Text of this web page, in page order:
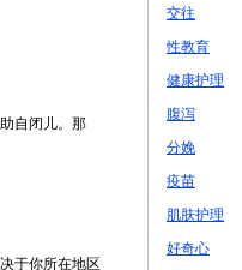
自闭儿。那
于你所在地区
交往
性教育
健康护理
腹泻
分娩
疫苗
肌肤护理
好奇心